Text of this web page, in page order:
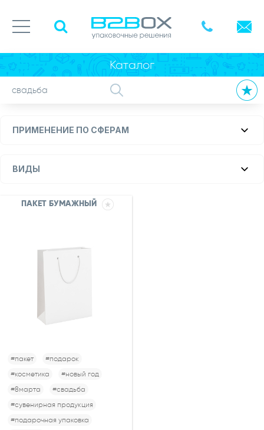
Каталог
ПРИМЕНЕНИЕ ПО СФЕРАМ
ВИДЫ
ПАКЕТ БУМАЖНЫЙ
#пакет
#подарок
#косметика
#новый год
#8марта
#свадьба
#сувенирная продукция
#подарочная упаковка